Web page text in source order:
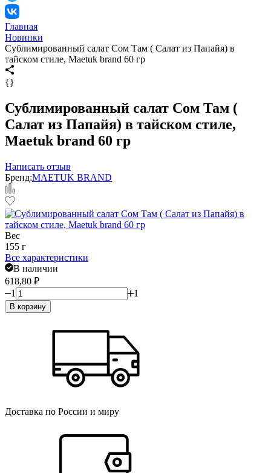
Главная
Новинки
Сублимированный салат Сом Там ( Салат из Папайя) в
тайском стиле, Maetuk brand 60 гр
{}
Сублимированный салат Сом Там (
Салат из Папайя) в тайском стиле,
Maetuk brand 60 гр
Написать отзыв
Бренд:MAETUK BRAND
Вес
155 г
Все характеристики
В наличии
618,80 ₽
1
1
В корзину
Доставка по России и миру